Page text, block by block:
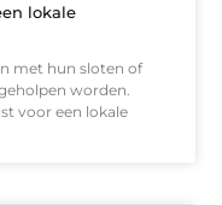
lokale
met hun sloten of
worden.
voor een lokale